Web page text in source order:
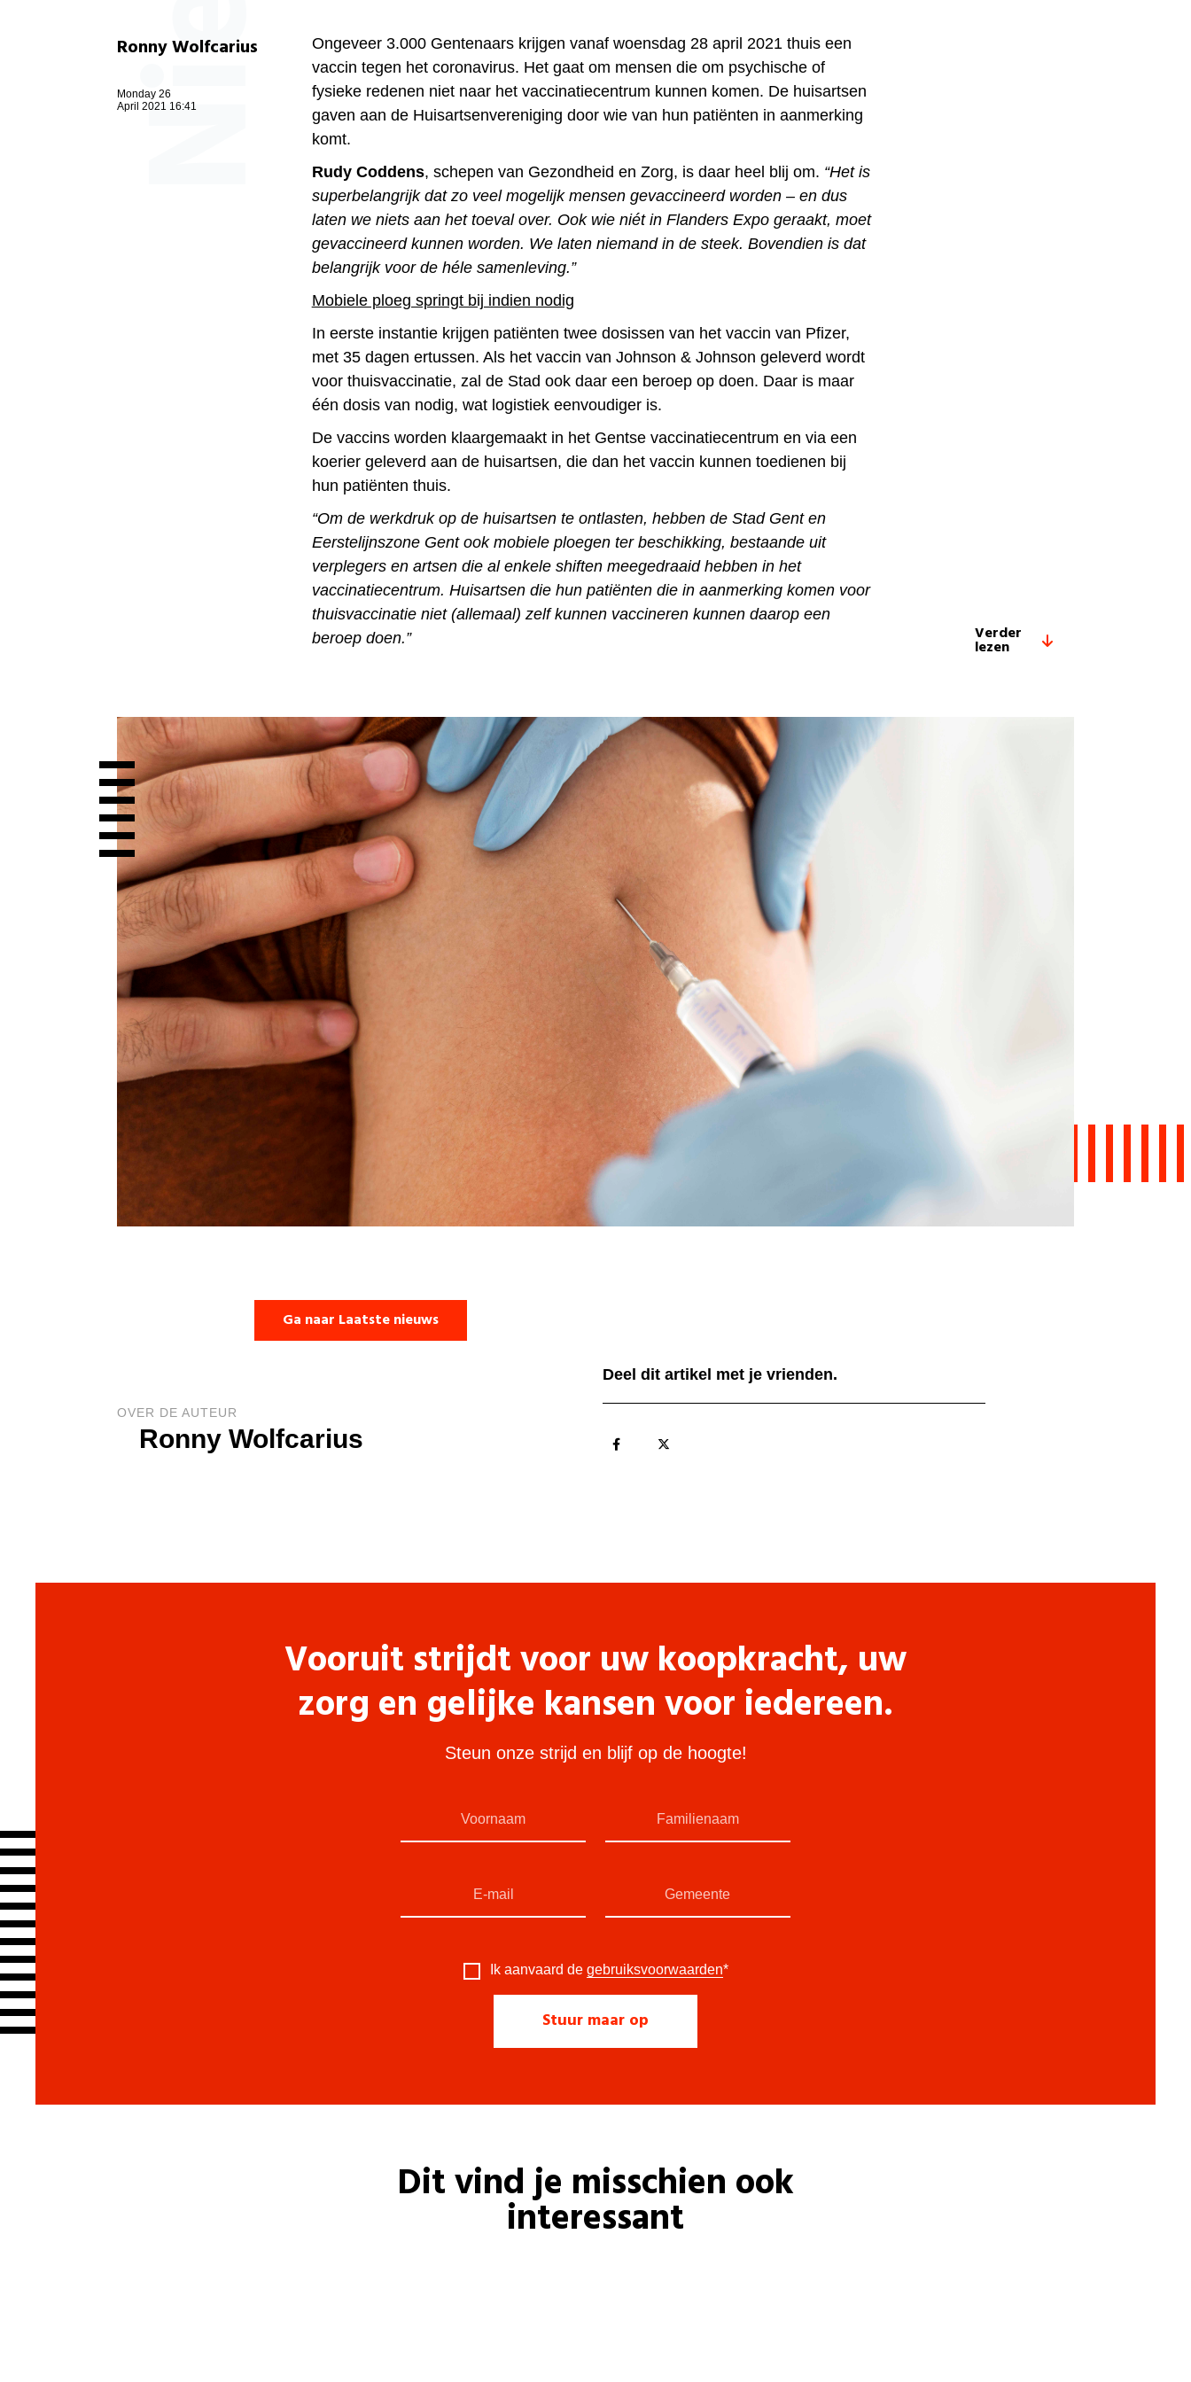
Ronny Wolfcarius
Monday 26
April 2021 16:41
Ongeveer 3.000 Gentenaars krijgen vanaf woensdag 28 april 2021 thuis een
vaccin tegen het coronavirus. Het gaat om mensen die om psychische of
fysieke redenen niet naar het vaccinatiecentrum kunnen komen. De huisartsen
gaven aan de Huisartsenvereniging door wie van hun patiënten in aanmerking
komt.
Rudy Coddens, schepen van Gezondheid en Zorg, is daar heel blij om. “Het is
superbelangrijk dat zo veel mogelijk mensen gevaccineerd worden – en dus
laten we niets aan het toeval over. Ook wie niét in Flanders Expo geraakt, moet
gevaccineerd kunnen worden. We laten niemand in de steek. Bovendien is dat
belangrijk voor de héle samenleving.”
Mobiele ploeg springt bij indien nodig
In eerste instantie krijgen patiënten twee dosissen van het vaccin van Pfizer,
met 35 dagen ertussen. Als het vaccin van Johnson & Johnson geleverd wordt
voor thuisvaccinatie, zal de Stad ook daar een beroep op doen. Daar is maar
één dosis van nodig, wat logistiek eenvoudiger is.
De vaccins worden klaargemaakt in het Gentse vaccinatiecentrum en via een
koerier geleverd aan de huisartsen, die dan het vaccin kunnen toedienen bij
hun patiënten thuis.
“Om de werkdruk op de huisartsen te ontlasten, hebben de Stad Gent en
Eerstelijnszone Gent ook mobiele ploegen ter beschikking, bestaande uit
verplegers en artsen die al enkele shiften meegedraaid hebben in het
vaccinatiecentrum. Huisartsen die hun patiënten die in aanmerking komen voor
thuisvaccinatie niet (allemaal) zelf kunnen vaccineren kunnen daarop een
beroep doen.”
Verder
lezen
Ga naar Laatste nieuws
OVER DE AUTEUR
Ronny Wolfcarius
Deel dit artikel met je vrienden.
Vooruit strijdt voor uw koopkracht, uw
zorg en gelijke kansen voor iedereen.
Steun onze strijd en blijf op de hoogte!
Ik aanvaard de gebruiksvoorwaarden*
Dit vind je misschien ook
interessant